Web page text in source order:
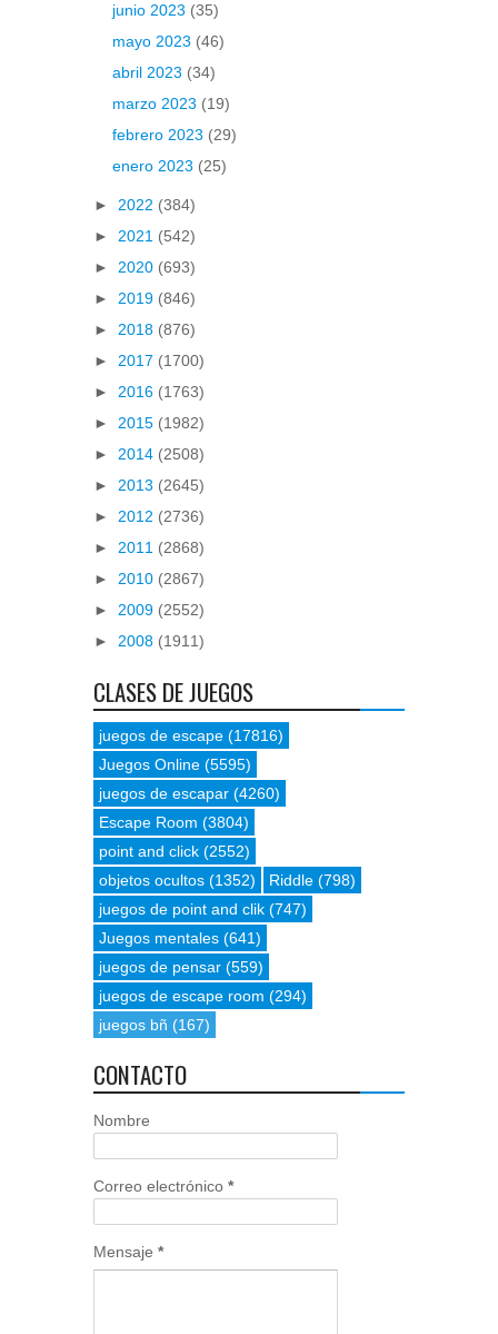
junio 2023 (35)
mayo 2023 (46)
abril 2023 (34)
marzo 2023 (19)
febrero 2023 (29)
enero 2023 (25)
► 2022 (384)
► 2021 (542)
► 2020 (693)
► 2019 (846)
► 2018 (876)
► 2017 (1700)
► 2016 (1763)
► 2015 (1982)
► 2014 (2508)
► 2013 (2645)
► 2012 (2736)
► 2011 (2868)
► 2010 (2867)
► 2009 (2552)
► 2008 (1911)
CLASES DE JUEGOS
juegos de escape (17816)
Juegos Online (5595)
juegos de escapar (4260)
Escape Room (3804)
point and click (2552)
objetos ocultos (1352) Riddle (798)
juegos de point and clik (747)
Juegos mentales (641)
juegos de pensar (559)
juegos de escape room (294)
juegos bñ (167)
CONTACTO
Nombre
Correo electrónico *
Mensaje *